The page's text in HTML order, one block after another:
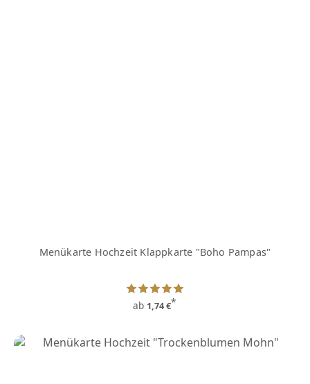
Menükarte Hochzeit Klappkarte "Boho Pampas"
ab 1,74 €*